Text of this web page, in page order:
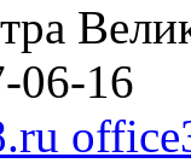
06-16